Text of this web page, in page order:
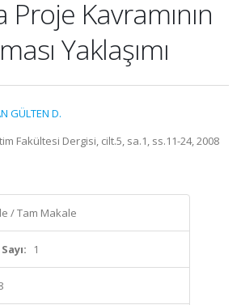
Kavramının
Yaklaşımı
GÜLTEN D.
Fakültesi Dergisi, cilt.5, sa.1, ss.11-24, 2008
/ Tam Makale
Sayı: 1